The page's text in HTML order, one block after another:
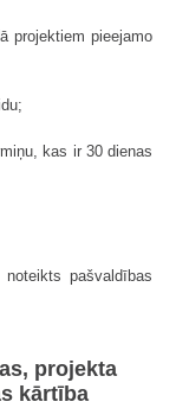
projektiem pieejamo
kas ir 30 dienas
pašvaldības
projekta
kārtība